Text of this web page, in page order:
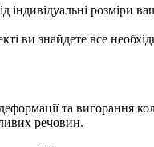
індивідуальні розміри
ви знайдете все
та вигорання
речовин.